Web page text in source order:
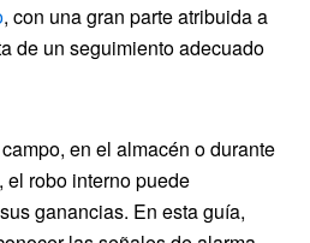
, con una gran parte atribuida a
de un seguimiento adecuado
en el almacén o durante
el robo interno puede
ganancias. En esta guía,